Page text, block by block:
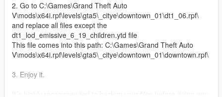
2. Go to C:\Games\Grand Theft Auto
V\mods\x64i.rpf\levels\gta5\_citye\downtown_01\dt1_06.rpf\
and replace all files except the
dt1_lod_emissive_6_19_children.ytd file
This file comes into this path: C:\Games\Grand Theft Auto
V\mods\x64i.rpf\levels\gta5\_citye\downtown_01\downtown.rpf\
3. Enjoy it.